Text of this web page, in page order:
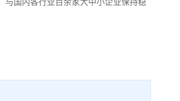
与国内各行业百余家大中小企业保持稳